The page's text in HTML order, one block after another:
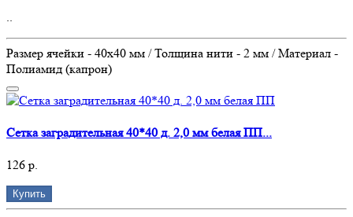
..
Размер ячейки - 40х40 мм / Толщина нити - 2 мм / Материал -
Полиамид (капрон)
Сетка заградительная 40*40 д. 2,0 мм белая ПП...
126 р.
Купить